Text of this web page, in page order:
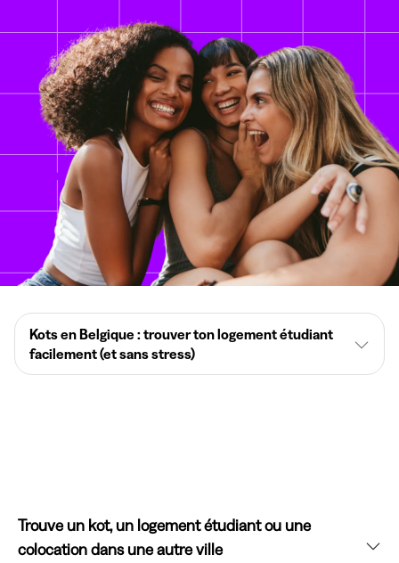
Kots en Belgique : trouver ton logement étudiant
facilement (et sans stress)
Trouve un kot, un logement étudiant ou une
colocation dans une autre ville